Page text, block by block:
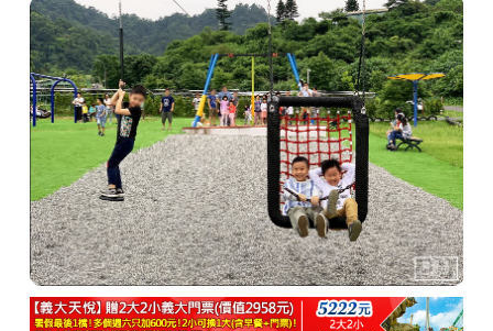
商家合作
推薦景點
討論區
聯絡我們
APP下載